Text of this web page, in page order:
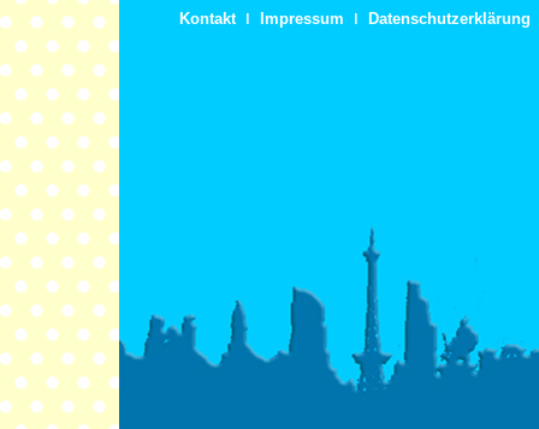
Kontaktǀ Impressum ǀ Datenschutzerklärung